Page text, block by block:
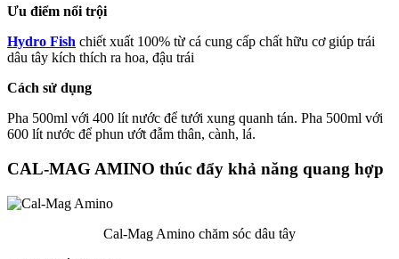
Ưu điểm nổi trội
Hydro Fish chiết xuất 100% từ cá cung cấp chất hữu cơ giúp trái
dâu tây kích thích ra hoa, đậu trái
Cách sử dụng
Pha 500ml với 400 lít nước để tưới xung quanh tán. Pha 500ml với
600 lít nước để phun ướt đẫm thân, cành, lá.
CAL-MAG AMINO thúc đẩy khả năng quang hợp
Cal-Mag Amino chăm sóc dâu tây